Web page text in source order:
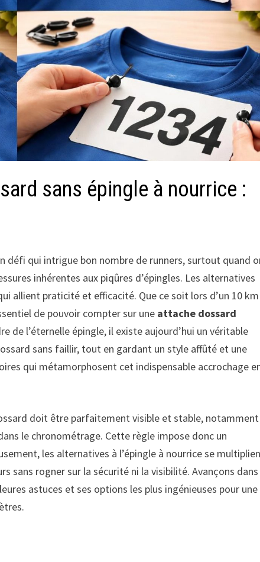
sans épingle à nourrice :
défi qui intrigue bon nombre de runners, surtout quand
inhérentes aux piqûres d’épingles. Les alternatives
allient praticité et efficacité. Que ce soit lors d’un 10 km
de pouvoir compter sur une attache dossard
de l’éternelle épingle, il existe aujourd’hui un véritable
sans faillir, tout en gardant un style affûté et une
qui métamorphosent cet indispensable accrochage
doit être parfaitement visible et stable, notamment
le chronométrage. Cette règle impose donc un
les alternatives à l’épingle à nourrice se
sans rogner sur la sécurité ni la visibilité. Avançons dans
astuces et ses options les plus ingénieuses pour une